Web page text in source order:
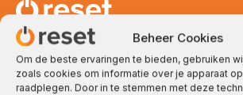
Beheer Cookies
Om de beste ervaringen te bieden, gebruiken
zoals cookies om informatie over je apparaat
raadplegen. Door in te stemmen met deze
ICT en innovatie voor het MKB, vanuit
1987.
Met meer dan 70 collega’s staan we